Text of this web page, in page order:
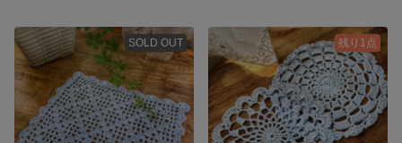
SOLD OUT 残り1点